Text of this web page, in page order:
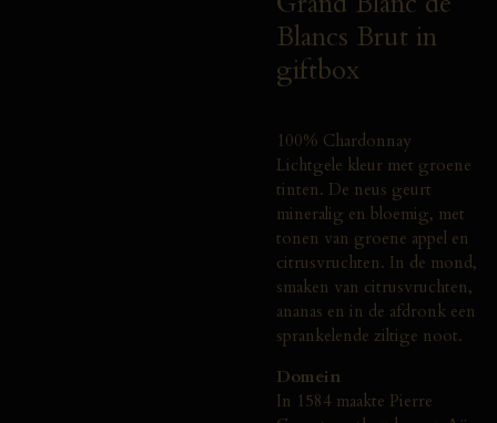
Blancs Brut in
giftbox
100% Chardonnay
Lichtgele kleur met groene
tinten. De neus geurt
mineralig en bloemig, met
tonen van groene appel en
citrusvruchten. In de mond,
smaken van citrusvruchten,
ananas en in de afdronk een
sprankelende ziltige noot.
Domein
In 1584 maakte Pierre